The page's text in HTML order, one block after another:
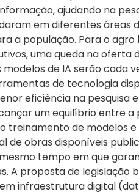
ajudando na
em diferentes
a população. Para o
uma queda na
de IA serão cada
de tecnologia
eficiência na pesquisa
um equilíbrio entre
de modelos e
de obras disponíveis
tempo em que
proposta de legislação
infraestrutura digital